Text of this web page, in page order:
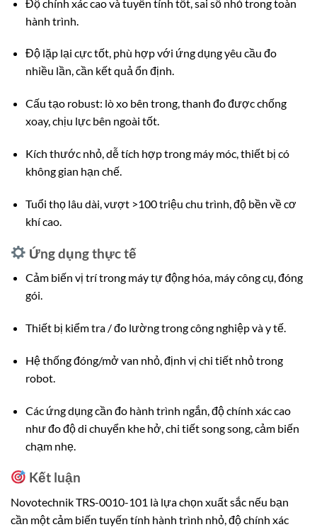
Độ chính xác cao và tuyến tính tốt, sai số nhỏ trong toàn
hành trình.
Độ lặp lại cực tốt, phù hợp với ứng dụng yêu cầu đo
nhiều lần, cần kết quả ổn định.
Cấu tạo robust: lò xo bên trong, thanh đo được chống
xoay, chịu lực bên ngoài tốt.
Kích thước nhỏ, dễ tích hợp trong máy móc, thiết bị có
không gian hạn chế.
Tuổi thọ lâu dài, vượt >100 triệu chu trình, độ bền về cơ
khí cao.
Ứng dụng thực tế
Cảm biến vị trí trong máy tự động hóa, máy công cụ, đóng
gói.
Thiết bị kiểm tra / đo lường trong công nghiệp và y tế.
Hệ thống đóng/mở van nhỏ, định vị chi tiết nhỏ trong
robot.
Các ứng dụng cần đo hành trình ngắn, độ chính xác cao
như đo độ di chuyển khe hở, chi tiết song song, cảm biến
chạm nhẹ.
Kết luận
Novotechnik TRS-0010-101 là lựa chọn xuất sắc nếu bạn
cần một cảm biến tuyến tính hành trình nhỏ, độ chính xác